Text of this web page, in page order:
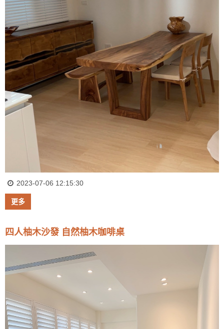
2023-07-06 12:15:30
更多
四人柚木沙發 自然柚木咖啡桌